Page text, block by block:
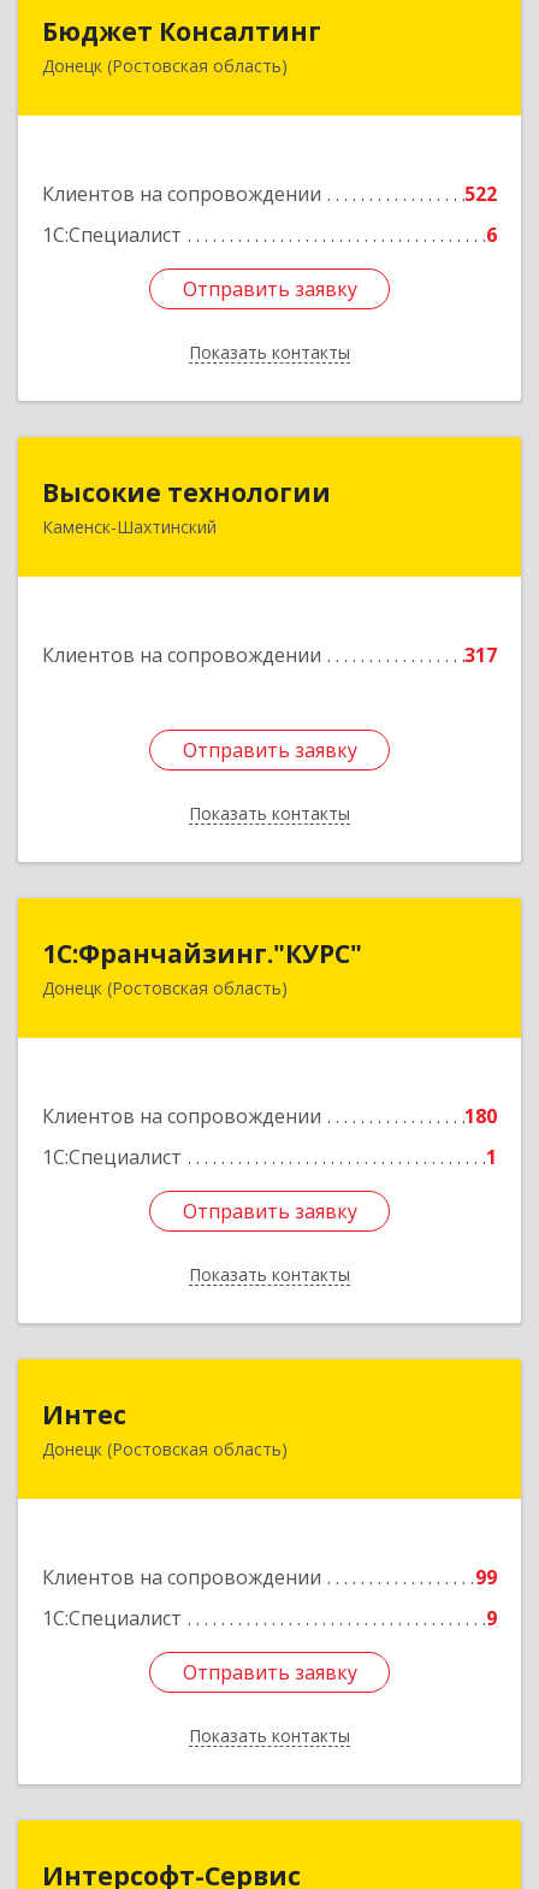
Бюджет Консалтинг
Донецк (Ростовская область)
Клиентов на сопровождении
522
1С:Специалист
6
Отправить заявку
Показать контакты
346338, Ростовская обл, г.о. Город Донецк,
Отправить заявку
Назад
Высокие технологии
Каменск-Шахтинский
Клиентов на сопровождении 317
Отправить заявку
Показать контакты
347810, Ростовская обл, Каменск-Шахтинский г,
Подробнее
Отправить заявку
Назад
1С:Франчайзинг."КУРС"
Донецк (Ростовская область)
Клиентов на сопровождении
180
1С:Специалист
1
Отправить заявку
Показать контакты
1С:Франчайзинг."КУРС"
346330, Ростовская обл, Донецк г, Благодатный
Отправить заявку
Назад
Интес
Донецк (Ростовская область)
Клиентов на сопровождении
99
1С:Специалист
9
Отправить заявку
Показать контакты
346330, Ростовская обл, Донецк г, 60-й кв-л,
Отправить заявку
Назад
Интерсофт-Сервис